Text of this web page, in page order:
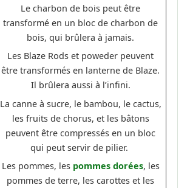
Le charbon de bois peut être
transformé en un bloc de charbon de
bois, qui brûlera à jamais.
Les Blaze Rods et poweder peuvent
être transformés en lanterne de Blaze.
Il brûlera aussi à l’infini.
La canne à sucre, le bambou, le cactus,
les fruits de chorus, et les bâtons
peuvent être compressés en un bloc
qui peut servir de pilier.
Les pommes, les pommes dorées, les
pommes de terre, les carottes et les